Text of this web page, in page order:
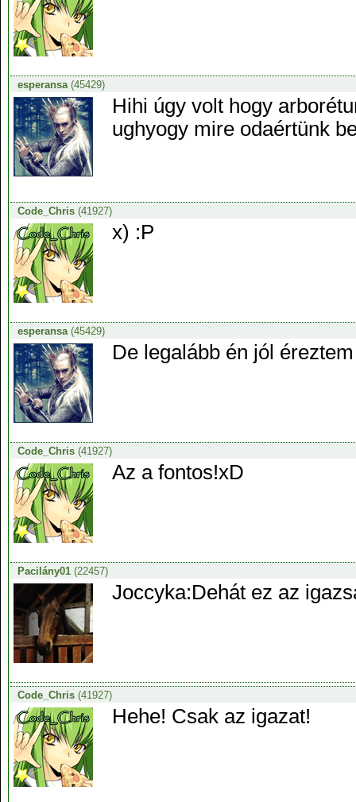
esperansa(45429)
Hihi úgy volt hogy
ughyogy mire odaértünk
Code_Chris(41927)
x) :P
esperansa(45429)
De legalább én jól
Code_Chris(41927)
Az a fontos!xD
Pacilány01(22457)
Joccyka:Dehát ez az
Code_Chris(41927)
Hehe! Csak az igazat!